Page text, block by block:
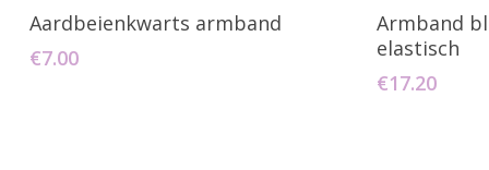
Toevoegen Aan Winkelwagen
Aardbeienkwarts armband
€7.00
Armband
elastisch
€17.20